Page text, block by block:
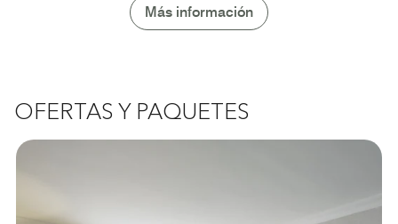
Más información
OFERTAS Y PAQUETES